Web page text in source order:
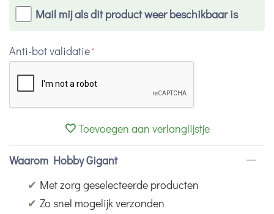
Mail mij als dit product weer beschikbaar is
Anti-bot validatie
Toevoegen aan verlanglijstje
Waarom Hobby Gigant
✔ Met zorg geselecteerde producten
✔ Zo snel mogelijk verzonden